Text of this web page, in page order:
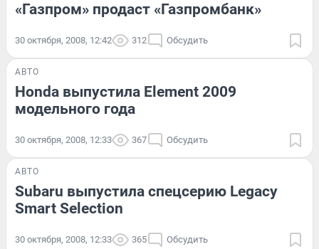
«Газпром» продаст «Газпромбанк»
30 октября, 2008, 12:42 312 Обсудить
АВТО
Honda выпустила Element 2009
модельного года
30 октября, 2008, 12:33 367 Обсудить
АВТО
Subaru выпустила спецсерию Legacy
Smart Selection
30 октября, 2008, 12:33 365 Обсудить